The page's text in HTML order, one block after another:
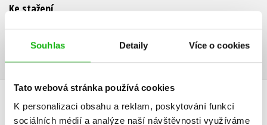
Souhlas Detaily Více o cookies
Tato webová stránka používá cookies
K personalizaci obsahu a reklam, poskytování funkcí
sociálních médií a analýze naší návštěvnosti využíváme
Ke stažení
Ukázka.pdf
HODNOCENÍ ČTENÁŘŮ